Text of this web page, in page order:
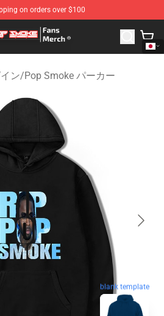
on orders over $100
Official Pop Smoke Merchandise
ン/Pop Smoke パーカー
blank template